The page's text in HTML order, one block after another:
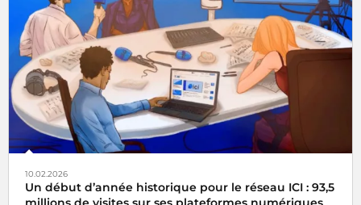
10.02.2026
Un début d’année historique pour le réseau ICI : 93,5